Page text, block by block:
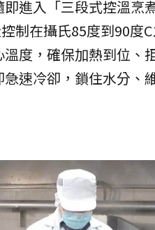
進入「三段式控溫烹
制在攝氏85度到90度
度，確保加熱到位、
速冷卻，鎖住水分、